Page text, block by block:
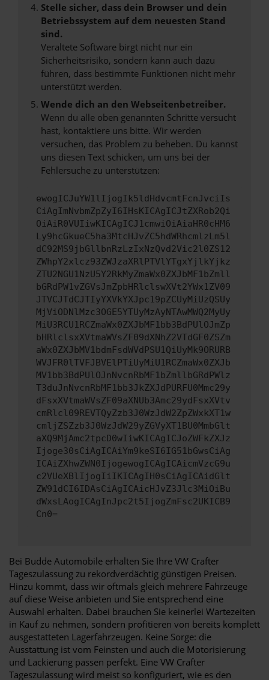
Stelle sicher, dass dein Browser und dein
Betriebssystem auf dem neuesten Stand
sind.
Veraltete Software birgt nicht nur ein
Sicherheitsrisiko, sondern kann auch dazu
führen, dass bestimmte Funktionen nicht mehr
unterstützt werden.
Wende dich an den Webseitenbetreiber.
Wenn du alle oben genannten Schritte versucht
hast, kontaktiere uns bitte. Wir werden
versuchen, das Problem zu beheben. Du kannst
uns diesen Text schicken, um uns bei der
Fehlersuche zu unterstützen:
ewogICJuYW1lIjogIk5ldHdvcmtFcnJvciIs
CiAgImNvbmZpZyI6IHsKICAgICJtZXRob2Qi
OiAiR0VUIiwKICAgICJ1cmwiOiAiaHR0cHM6
Ly9hcGkueC5ha3MtcHJvZC5hdWRhcmlzLm5l
dC92MS9jbGllbnRzLzIxNzQvd2Vic2l0ZS12
ZWhpY2xlcz93ZWJzaXRlPTVlYTgxYjlkYjkz
ZTU2NGU1NzU5Y2RkMyZmaWx0ZXJbMF1bZmll
bGRdPW1vZGVsJmZpbHRlclswXVt2YWx1ZV09
JTVCJTdCJTIyYXVkYXJpc19pZCUyMiUzQSUy
MjViODNlMzc3OGE5YTUyMzAyNTAwMWQ2MyUy
MiU3RCU1RCZmaWx0ZXJbMF1bb3BdPUlOJmZp
bHRlclsxXVtmaWVsZF09dXNhZ2VTdGF0ZSZm
aWx0ZXJbMV1bdmFsdWVdPSU1QiUyMk9ORURB
WVJFR0lTVFJBVElPTiUyMiU1RCZmaWx0ZXJb
MV1bb3BdPUlOJnNvcnRbMF1bZmllbGRdPWlz
T3duJnNvcnRbMF1bb3JkZXJdPURFU0Mmc29y
dFsxXVtmaWVsZF09aXNUb3Amc29ydFsxXVtv
cmRlcl09REVTQyZzb3J0WzJdW2ZpZWxkXT1w
cmljZSZzb3J0WzJdW29yZGVyXT1BU0MmbGlt
aXQ9MjAmc2tpcD0wIiwKICAgICJoZWFkZXJz
Ijoge30sCiAgICAiYm9keSI6IG51bGwsCiAg
ICAiZXhwZWN0IjogewogICAgICAicmVzcG9u
c2VUeXBlIjogIiIKICAgIH0sCiAgICAidGlt
ZW91dCI6IDAsCiAgICAicHJvZ3Jlc3MiOiBu
dWxsLAogICAgInJpc2t5IjogZmFsc2UKICB9
Cn0=
Bei Budde Automobile erhalten Sie Ihre VW Crafter
Tageszulassung zu rekordverdächtig günstigen Preisen.
Hinzu kommt, dass wir oftmals gleich mehrere Fahrzeuge
auf diese Weise anbieten und Sie entsprechend eine
Auswahl erhalten. Dabei brauchen Sie keinerlei Wartezeiten
in Kauf zu nehmen, sondern profitieren von bereits komplett
ausgestatteten Lagerfahrzeugen. Keine Sorge: die
Ausstattung ist vom Feinsten und auch die Motorisierung
und Lackierung passen perfekt. Eine VW Crafter
Tageszulassung wird meist so konfiguriert, wie es den